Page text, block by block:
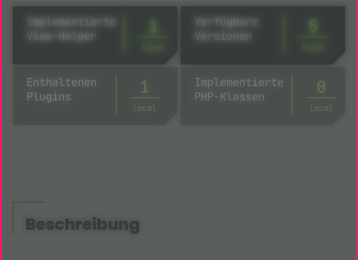
Implementierte
View-Helper
1
Verfügbare
Versionen
5
Enthaltenen
Plugins
1
local
Implementierte
PHP-Klassen
4
local
Beschreibung